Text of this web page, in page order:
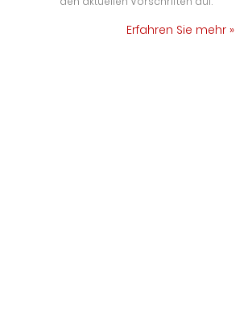
Erfahren Sie mehr »